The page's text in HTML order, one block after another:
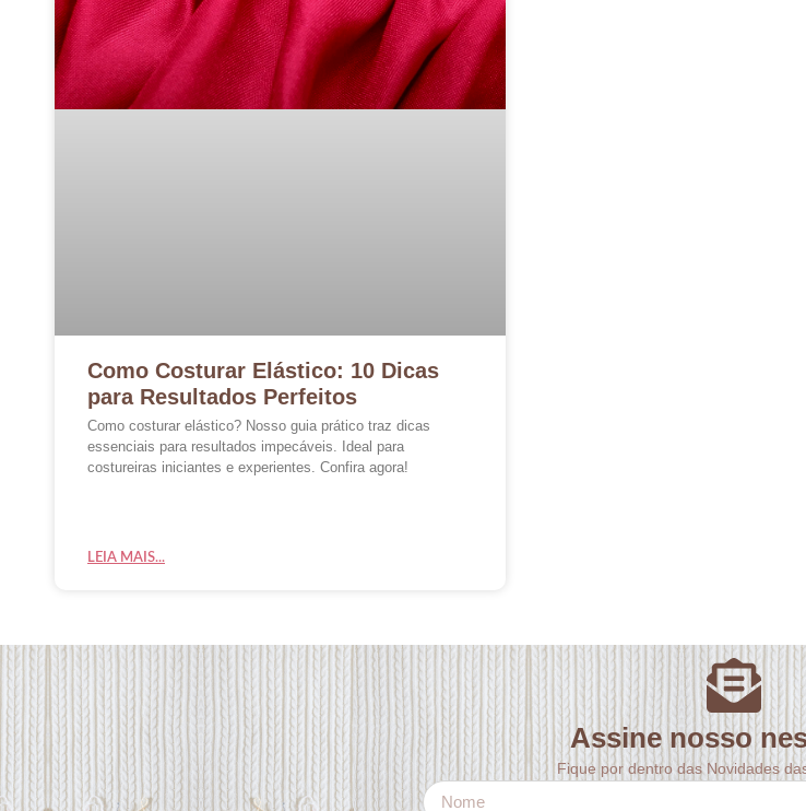
Como Costurar Elástico: 10 Dicas
para Resultados Perfeitos
Como costurar elástico? Nosso guia prático traz dicas
essenciais para resultados impecáveis. Ideal para
costureiras iniciantes e experientes. Confira agora!
LEIA MAIS...
Assine nosso
Fique por dentro das Novidades